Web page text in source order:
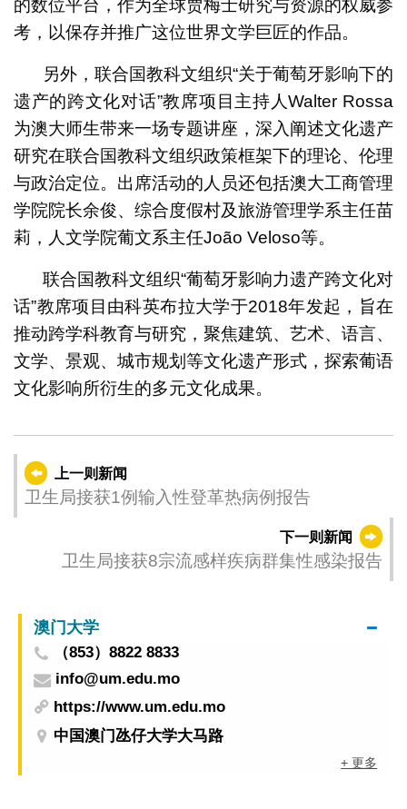
的数位平台，作为全球贾梅士研究与资源的权威参
考，以保存并推广这位世界文学巨匠的作品。
另外，联合国教科文组织“关于葡萄牙影响下的
遗产的跨文化对话”教席项目主持人Walter Rossa
为澳大师生带来一场专题讲座，深入阐述文化遗产
研究在联合国教科文组织政策框架下的理论、伦理
与政治定位。出席活动的人员还包括澳大工商管理
学院院长余俊、综合度假村及旅游管理学系主任苗
莉，人文学院葡文系主任João Veloso等。
联合国教科文组织“葡萄牙影响力遗产跨文化对
话”教席项目由科英布拉大学于2018年发起，旨在
推动跨学科教育与研究，聚焦建筑、艺术、语言、
文学、景观、城市规划等文化遗产形式，探索葡语
文化影响所衍生的多元文化成果。
上一则新闻
卫生局接获1例输入性登革热病例报告
下一则新闻
卫生局接获8宗流感样疾病群集性感染报告
澳门大学
（853）8822 8833
info@um.edu.mo
https://www.um.edu.mo
中国澳门氹仔大学大马路
+ 更多